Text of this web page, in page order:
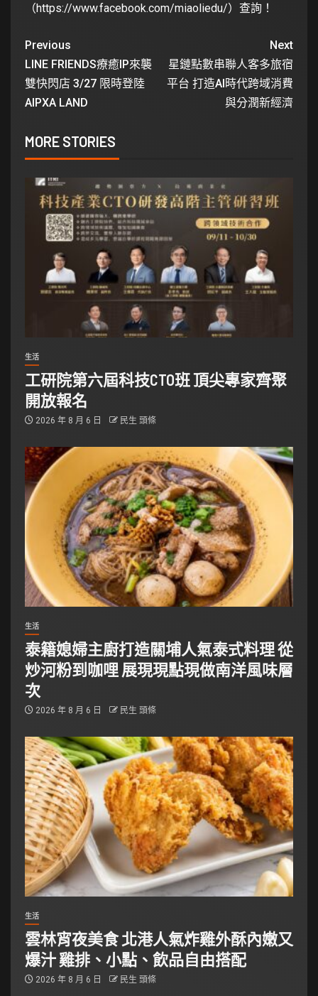
（https://www.facebook.com/miaoliedu/）查詢！
Previous
LINE FRIENDS療癒IP來襲
雙快閃店 3/27 限時登陸
AIPXA LAND
Next
星鏈點數串聯人客多旅宿
平台 打造AI時代跨域消費
與分潤新經濟
MORE STORIES
生活
工研院第六屆科技CTO班 頂尖專家齊聚
開放報名
2026 年 8 月 6 日 民生 頭條
生活
泰籍媳婦主廚打造關埔人氣泰式料理 從
炒河粉到咖哩 展現現點現做南洋風味層
次
2026 年 8 月 6 日 民生 頭條
生活
雲林宵夜美食 北港人氣炸雞外酥內嫩又
爆汁 雞排、小點、飲品自由搭配
2026 年 8 月 6 日 民生 頭條